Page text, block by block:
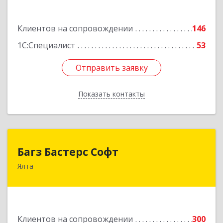
Клиентов на сопровождении
146
1С:Специалист
53
Отправить заявку
Показать контакты
Отправить заявку
Назад
Багз Бастерс Софт
Ялта
Клиентов на сопровождении
300
Багз Бастерс Софт
298603, Крым Респ, Ялта г, Свердлова ул, дом №